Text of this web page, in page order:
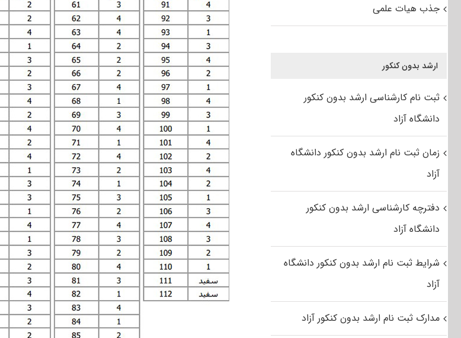
جذب هیات علمی
ارشد بدون کنکور
ثبت نام کارشناسی ارشد بدون کنکور
دانشگاه آزاد
زمان ثبت نام ارشد بدون کنکور دانشگاه
آزاد
دفترچه کارشناسی ارشد بدون کنکور
دانشگاه آزاد
شرایط ثبت نام ارشد بدون کنکور دانشگاه
آزاد
مدارک ثبت نام ارشد بدون کنکور آزاد